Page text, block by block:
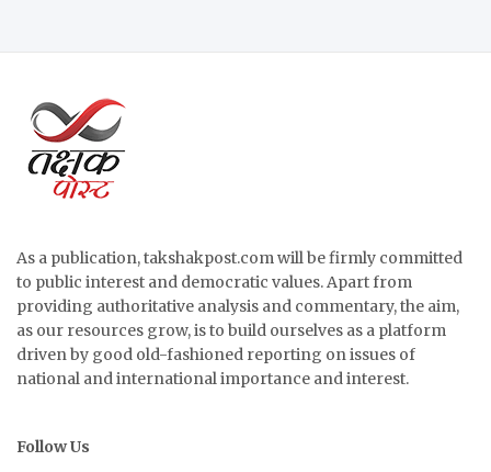
As a publication, takshakpost.com will be firmly committed
to public interest and democratic values. Apart from
providing authoritative analysis and commentary, the aim,
as our resources grow, is to build ourselves as a platform
driven by good old-fashioned reporting on issues of
national and international importance and interest.
Follow Us